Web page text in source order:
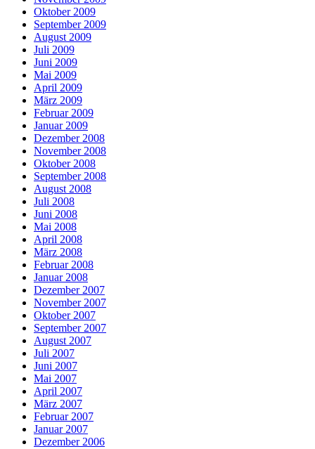
Oktober 2009
September 2009
August 2009
Juli 2009
Juni 2009
Mai 2009
April 2009
März 2009
Februar 2009
Januar 2009
Dezember 2008
November 2008
Oktober 2008
September 2008
August 2008
Juli 2008
Juni 2008
Mai 2008
April 2008
März 2008
Februar 2008
Januar 2008
Dezember 2007
November 2007
Oktober 2007
September 2007
August 2007
Juli 2007
Juni 2007
Mai 2007
April 2007
März 2007
Februar 2007
Januar 2007
Dezember 2006